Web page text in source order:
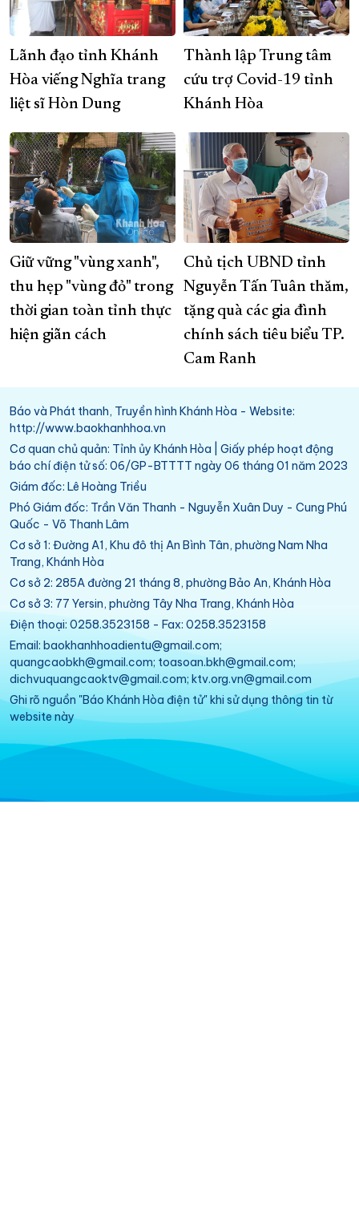
Lãnh đạo tỉnh Khánh
Hòa viếng Nghĩa trang
liệt sĩ Hòn Dung
Thành lập Trung tâm
cứu trợ Covid-19 tỉnh
Khánh Hòa
Giữ vững "vùng xanh",
thu hẹp "vùng đỏ" trong
thời gian toàn tỉnh thực
hiện giãn cách
Chủ tịch UBND tỉnh
Nguyễn Tấn Tuân thăm,
tặng quà các gia đình
chính sách tiêu biểu TP.
Cam Ranh
Báo và Phát thanh, Truyền hình Khánh Hòa - Website:
http://www.baokhanhhoa.vn
Cơ quan chủ quản: Tỉnh ủy Khánh Hòa | Giấy phép hoạt động
báo chí điện tử số: 06/GP-BTTTT ngày 06 tháng 01 năm 2023
Giám đốc: Lê Hoàng Triều
Phó Giám đốc: Trần Văn Thanh - Nguyễn Xuân Duy - Cung Phú
Quốc - Võ Thanh Lâm
Cơ sở 1: Đường A1, Khu đô thị An Bình Tân, phường Nam Nha
Trang, Khánh Hòa
Cơ sở 2: 285A đường 21 tháng 8, phường Bảo An, Khánh Hòa
Cơ sở 3: 77 Yersin, phường Tây Nha Trang, Khánh Hòa
Điện thoại: 0258.3523158 - Fax: 0258.3523158
Email: baokhanhhoadientu@gmail.com;
quangcaobkh@gmail.com; toasoan.bkh@gmail.com;
dichvuquangcaoktv@gmail.com; ktv.org.vn@gmail.com
Ghi rõ nguồn "Báo Khánh Hòa điện tử" khi sử dụng thông tin từ
website này